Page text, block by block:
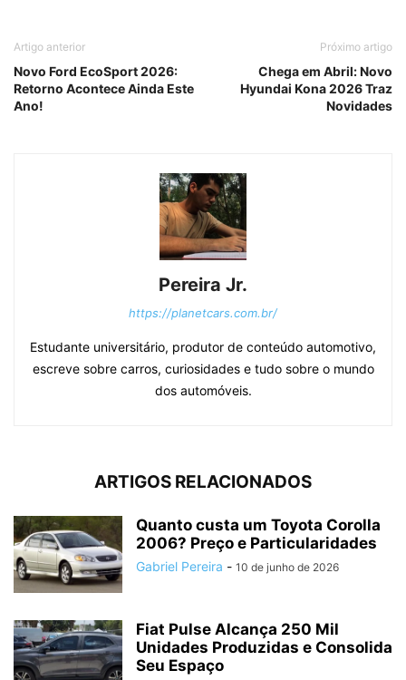
Artigo anterior
Novo Ford EcoSport 2026:
Retorno Acontece Ainda Este
Ano!
Próximo artigo
Chega em Abril: Novo
Hyundai Kona 2026 Traz
Novidades
Pereira Jr.
https://planetcars.com.br/
Estudante universitário, produtor de conteúdo automotivo,
escreve sobre carros, curiosidades e tudo sobre o mundo
dos automóveis.
ARTIGOS RELACIONADOS
Quanto custa um Toyota Corolla
2006? Preço e Particularidades
Gabriel Pereira - 10 de junho de 2026
Fiat Pulse Alcança 250 Mil
Unidades Produzidas e Consolida
Seu Espaço